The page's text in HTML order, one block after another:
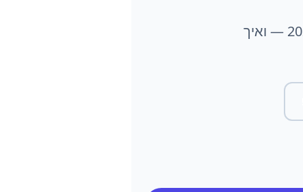
מוסך אופנועים שאין לו מספיק לקוחות? הנה בדיוק מה שעובד ב-2026 — ואיך